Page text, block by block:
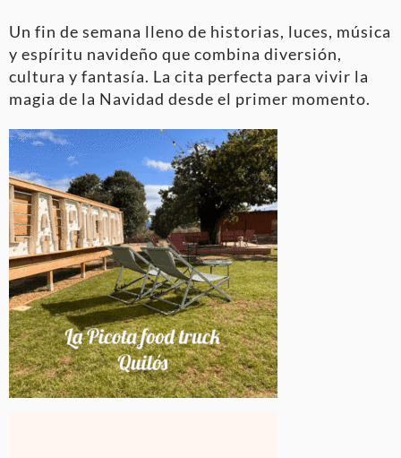
Un fin de semana lleno de historias, luces, música
y espíritu navideño que combina diversión,
cultura y fantasía. La cita perfecta para vivir la
magia de la Navidad desde el primer momento.